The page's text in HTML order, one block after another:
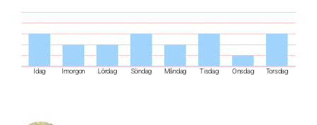
Idag Imorgon Lördag Söndag Måndag Tisdag Onsdag Torsdag